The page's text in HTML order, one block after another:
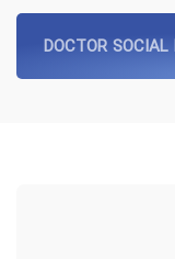
DOCTOR SOCIAL